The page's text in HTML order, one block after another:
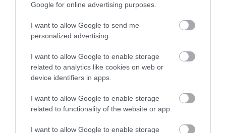
Google for online advertising purposes.
I want to allow Google to send me
personalized advertising.
I want to allow Google to enable storage
related to analytics like cookies on web or
device identifiers in apps.
I want to allow Google to enable storage
related to functionality of the website or app.
I want to allow Google to enable storage